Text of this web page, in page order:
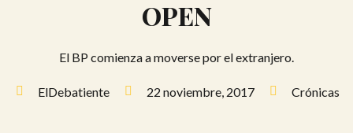
OPEN
El BP comienza a moverse por el extranjero.
ElDebatiente 22 noviembre, 2017 Crónicas